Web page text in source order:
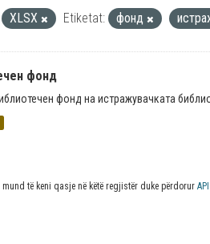
XLSX Etiketat: фонд
фонд
фонд на истражувачката
të keni qasje në këtë regjistër duke përdorur API